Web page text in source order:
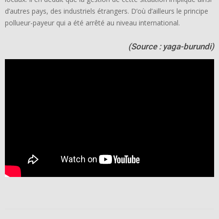
d’autres pays, des industriels étrangers. D’où d’ailleurs le principe
pollueur-payeur qui a été arrêté au niveau international.
(Source : yaga-burundi)